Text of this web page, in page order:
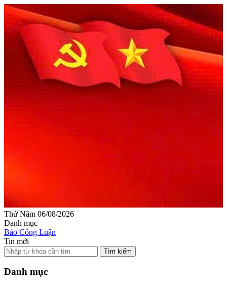
Thứ Năm 06/08/2026
Danh mục
Báo Công Luận
Tin mới
Tìm kiếm
Danh mục